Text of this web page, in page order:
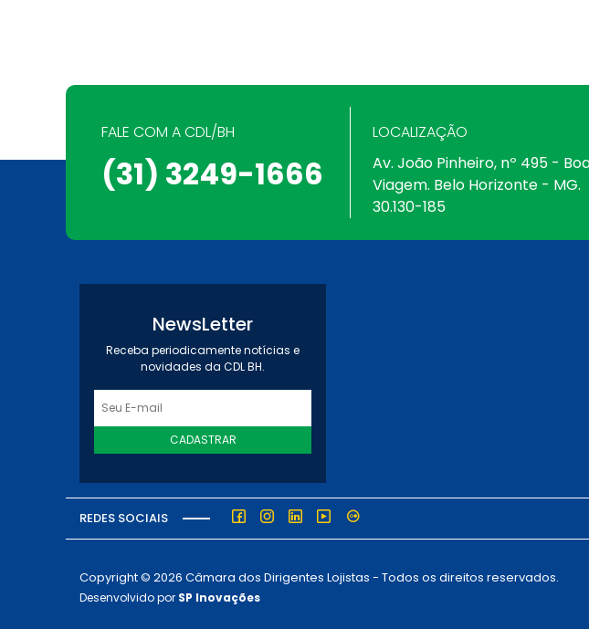
FALE COM A CDL/BH
(31) 3249-1666
LOCALIZAÇÃO
Av. João Pinheiro, nº 495 -
Viagem. Belo Horizonte - MG.
30.130-185
NewsLetter
Receba periodicamente notícias e
novidades da CDL BH.
CADASTRAR
REDES SOCIAIS
Copyright © 2026 Câmara dos Dirigentes Lojistas - Todos os direitos reservados.
Desenvolvido por SP Inovações